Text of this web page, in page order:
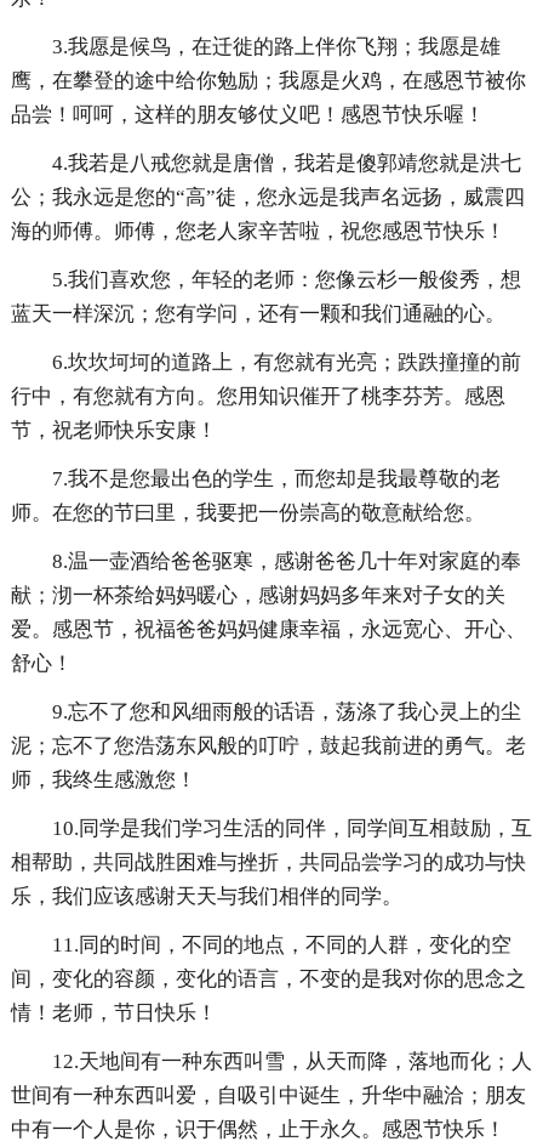
3.我愿是候鸟，在迁徙的路上伴你飞翔；我愿是雄
鹰，在攀登的途中给你勉励；我愿是火鸡，在感恩节被你
品尝！呵呵，这样的朋友够仗义吧！感恩节快乐喔！
4.我若是八戒您就是唐僧，我若是傻郭靖您就是洪七
公；我永远是您的“高”徒，您永远是我声名远扬，威震四
海的师傅。师傅，您老人家辛苦啦，祝您感恩节快乐！
5.我们喜欢您，年轻的老师：您像云杉一般俊秀，想
蓝天一样深沉；您有学问，还有一颗和我们通融的心。
6.坎坎坷坷的道路上，有您就有光亮；跌跌撞撞的前
行中，有您就有方向。您用知识催开了桃李芬芳。感恩
节，祝老师快乐安康！
7.我不是您最出色的学生，而您却是我最尊敬的老
师。在您的节曰里，我要把一份崇高的敬意献给您。
8.温一壶酒给爸爸驱寒，感谢爸爸几十年对家庭的奉
献；沏一杯茶给妈妈暖心，感谢妈妈多年来对子女的关
爱。感恩节，祝福爸爸妈妈健康幸福，永远宽心、开心、
舒心！
9.忘不了您和风细雨般的话语，荡涤了我心灵上的尘
泥；忘不了您浩荡东风般的叮咛，鼓起我前进的勇气。老
师，我终生感激您！
10.同学是我们学习生活的同伴，同学间互相鼓励，互
相帮助，共同战胜困难与挫折，共同品尝学习的成功与快
乐，我们应该感谢天天与我们相伴的同学。
11.同的时间，不同的地点，不同的人群，变化的空
间，变化的容颜，变化的语言，不变的是我对你的思念之
情！老师，节日快乐！
12.天地间有一种东西叫雪，从天而降，落地而化；人
世间有一种东西叫爱，自吸引中诞生，升华中融洽；朋友
中有一个人是你，识于偶然，止于永久。感恩节快乐！